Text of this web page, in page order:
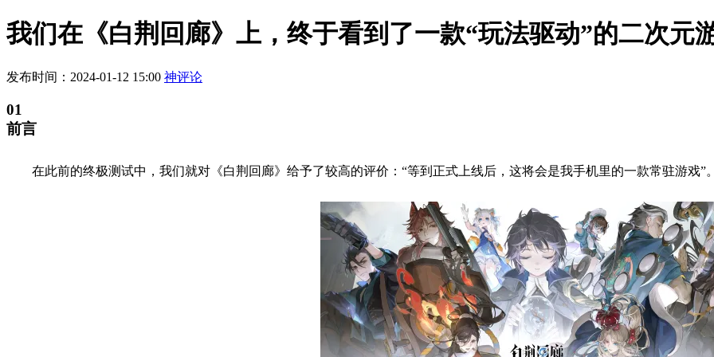
我们在《白荆回廊》上，终于看到了一款“玩法驱动”的二次元
发布时间：2024-01-12 15:00 神评论
01
前言
在此前的终极测试中，我们就对《白荆回廊》给予了较高的评价：“等到正式上线后，这将会是我手机里的一款常驻游戏”